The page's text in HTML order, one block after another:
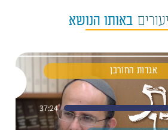
באותו הנושא
אגדות החורבן
37:24